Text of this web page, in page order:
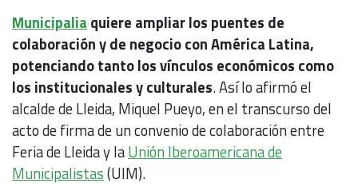
Municipalia quiere ampliar los puentes de
colaboración y de negocio con América Latina,
potenciando tanto los vínculos económicos como
los institucionales y culturales. Así lo afirmó el
alcalde de Lleida, Miquel Pueyo, en el transcurso del
acto de firma de un convenio de colaboración entre
Feria de Lleida y laUnión Iberoamericana de
Municipalistas(UIM).